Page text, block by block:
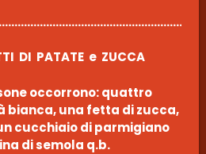
DI PATATE e ZUCCA
occorrono: quattro
bianca, una fetta di zucca,
cucchiaio di parmigiano
di semola q.b.